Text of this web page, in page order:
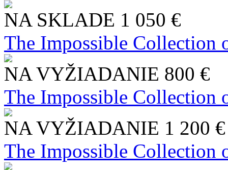
NA SKLADE 1 050 €
The Impossible Collection
NA VYŽIADANIE 800 €
The Impossible Collection
NA VYŽIADANIE 1 200 €
The Impossible Collection